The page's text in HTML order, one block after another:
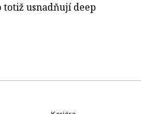
usnadňují deep